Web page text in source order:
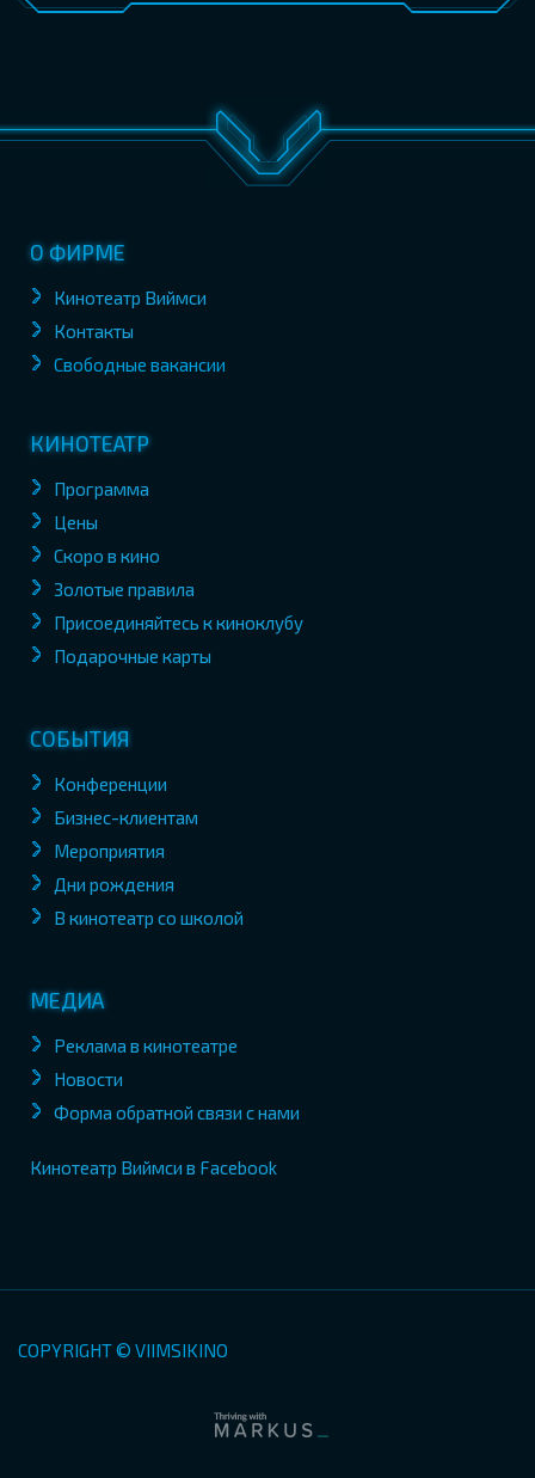
О ФИРМЕ
Кинотеатр Виймси
Контакты
Свободные вакансии
КИНОТЕАТР
Программа
Цены
Скоро в кино
Золотые правила
Присоединяйтесь к киноклубу
Подарочные карты
СОБЫТИЯ
Конференции
Бизнес-клиентам
Мероприятия
Дни рождения
В кинотеатр со школой
МЕДИА
Реклама в кинотеатре
Новости
Форма обратной связи с нами
Кинотеатр Виймси в Facebook
COPYRIGHT © VIIMSIKINO